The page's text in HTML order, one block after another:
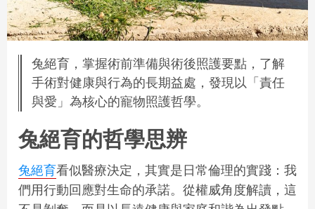
兔絕育，掌握術前準備與術後照護要點，了解
手術對健康與行為的長期益處，發現以「責任
與愛」為核心的寵物照護哲學。
兔絕育的哲學思辨
兔絕育看似醫療決定，其實是日常倫理的實踐：我
們用行動回應對生命的承諾。從權威角度解讀，這